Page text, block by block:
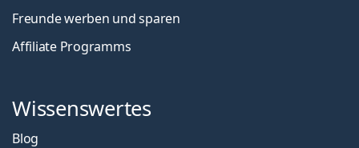
Freunde werben und sparen
Affiliate Programms
Wissenswertes
Blog